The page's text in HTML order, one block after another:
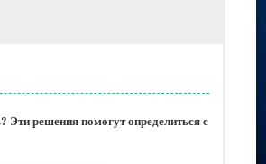
решения помогут определиться с